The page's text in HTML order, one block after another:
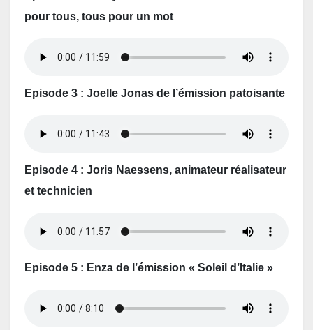
pour tous, tous pour un mot
Episode 3 : Joelle Jonas de l’émission patoisante
Episode 4 : Joris Naessens, animateur réalisateur
et technicien
Episode 5 : Enza de l’émission « Soleil d’Italie »